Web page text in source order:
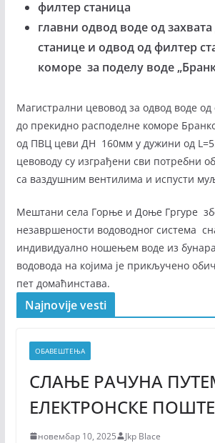
филтер станица
главни одвод воде од
станице и одвод од филтер
коморе за поделу воде
Магистрални цевовод за одвод воде
до прекидно расподелне коморе
од ПВЦ цеви ДН 160мм у дужини од
цевоводу су изграђени сви потребни
са ваздушним вентилима и испусти
Мештани села Горње и Доње Гргуре
незавршености водоводног система
индивидуално ношењем воде из
водовода на којима је прикључено
пет домаћинстава.
Najnovije vesti
ОБАВЕШТЕЊА
СЛАЊЕ РАЧУНА
ЕЛЕКТРОНСКЕ ПОШТЕ
новембар 10, 2025 Jkp Blace